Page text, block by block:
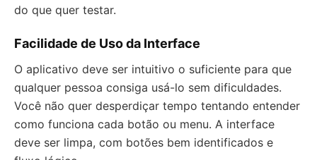
do que quer testar.
Facilidade de Uso da Interface
O aplicativo deve ser intuitivo o suficiente para que
qualquer pessoa consiga usá-lo sem dificuldades.
Você não quer desperdiçar tempo tentando entender
como funciona cada botão ou menu. A interface
deve ser limpa, com botões bem identificados e